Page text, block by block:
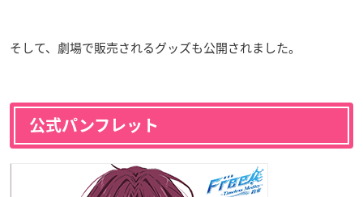
そして、劇場で販売されるグッズも公開されました。
公式パンフレット